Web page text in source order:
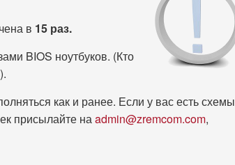
в 15 раз.
BIOS ноутбуков. (Кто
как и ранее. Если у вас есть схемы
присылайте наadmin@zremcom.com,